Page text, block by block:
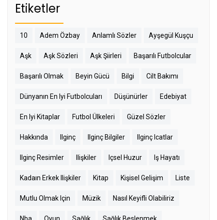
Etiketler
10 Adem Özbay Anlamlı Sözler Ayşegül Kuşçu
Aşk Aşk Sözleri Aşk Şiirleri Başarılı Futbolcular
Başarılı Olmak Beyin Gücü Bilgi Cilt Bakımı
Dünyanın En Iyi Futbolcuları Düşünürler Edebiyat
En Iyi Kitaplar Futbol Ülkeleri Güzel Sözler
Hakkında Ilginç Ilginç Bilgiler Ilginç Icatlar
Ilginç Resimler Ilişkiler Içsel Huzur Iş Hayatı
Kadaın Erkek Ilişkiler Kitap Kişisel Gelişim Liste
Mutlu Olmak Için Müzik Nasıl Keyifli Olabiliriz